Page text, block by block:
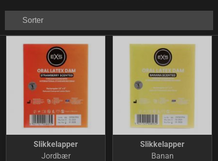
Sorter
Slikkelapper
Jordbær
Slikkelapper
Banan